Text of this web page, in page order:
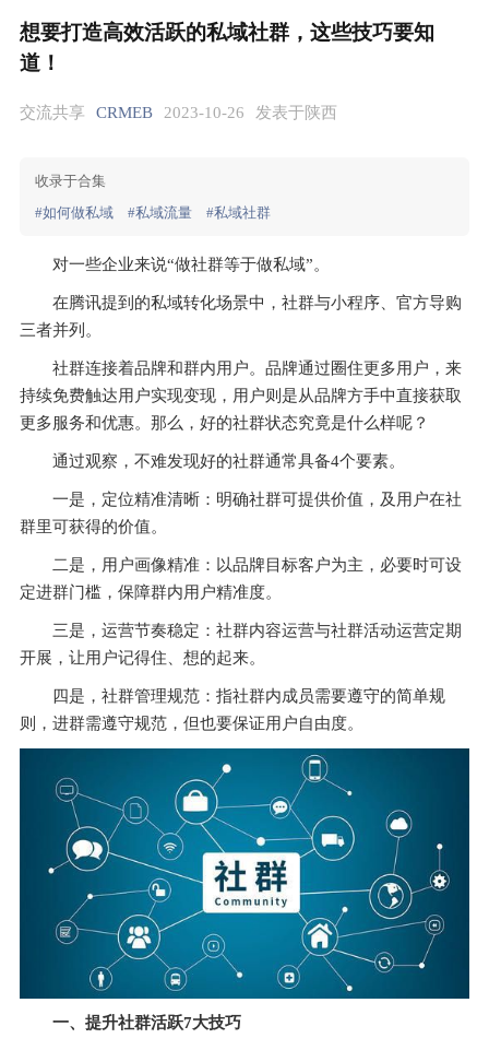
想要打造高效活跃的私域社群，这些技巧要知
道！
交流共享 CRMEB 2023-10-26 发表于陕西
收录于合集
#如何做私域
#私域流量 #私域社群
对一些企业来说“做社群等于做私域”。
在腾讯提到的私域转化场景中，社群与小程序、官方导购
三者并列。
社群连接着品牌和群内用户。品牌通过圈住更多用户，来
持续免费触达用户实现变现，用户则是从品牌方手中直接获取
更多服务和优惠。那么，好的社群状态究竟是什么样呢？
通过观察，不难发现好的社群通常具备4个要素。
一是，定位精准清晰：明确社群可提供价值，及用户在社
群里可获得的价值。
二是，用户画像精准：以品牌目标客户为主，必要时可设
定进群门槛，保障群内用户精准度。
三是，运营节奏稳定：社群内容运营与社群活动运营定期
开展，让用户记得住、想的起来。
四是，社群管理规范：指社群内成员需要遵守的简单规
则，进群需遵守规范，但也要保证用户自由度。
一、提升社群活跃7大技巧